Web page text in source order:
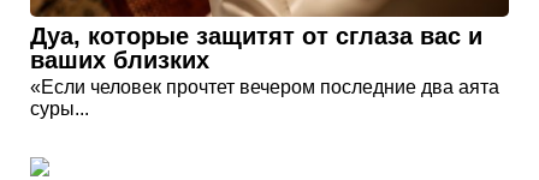
Дуа, которые защитят от сглаза вас и
ваших близких
«Если человек прочтет вечером последние два аята
суры...